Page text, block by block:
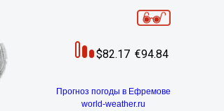
82.17 94.84
Прогноз погоды в Ефремове
world-weather.ru